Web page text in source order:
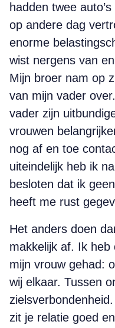
hadden twee
op andere dag
enorme
wist nergens van
Mijn broer nam op
van mijn vader
vader zijn
vrouwen
nog af en toe
uiteindelijk heb ik
besloten dat ik
heeft me rust
Het anders doen
makkelijk af. Ik
mijn vrouw gehad:
wij elkaar. Tussen
zit je relatie goed